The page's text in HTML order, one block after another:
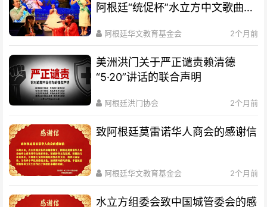
阿根廷“统促杯”水立方中文歌曲大
阿根廷华文教育基金会 2个月前
美洲洪门关于严正谴责赖清德
“5·20”讲话的联合声明
阿根廷洪门协会 2个月前
致阿根廷莫雷诺华人商会的感谢信
阿根廷华文教育基金会 2个月前
水立方组委会致中国城管委会的感